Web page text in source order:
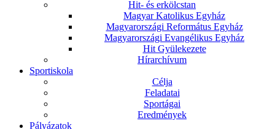
Hit- és erkölcstan
Magyar Katolikus Egyház
Magyarországi Református Egyház
Magyarországi Evangélikus Egyház
Hit Gyülekezete
Hírarchívum
Sportiskola
Célja
Feladatai
Sportágai
Eredmények
Pályázatok